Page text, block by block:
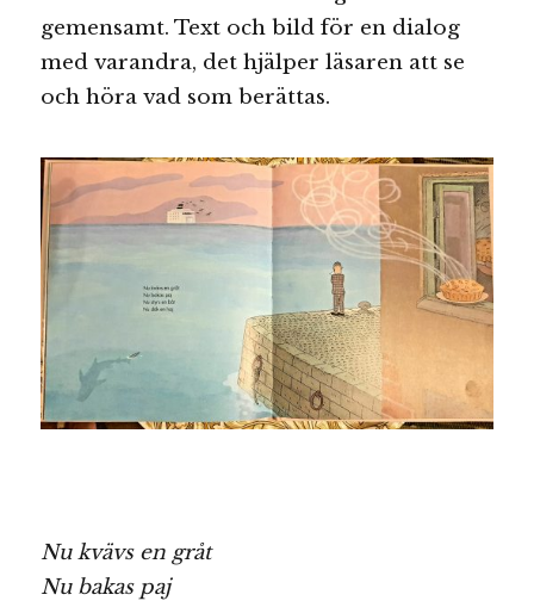
gemensamt. Text och bild för en dialog
med varandra, det hjälper läsaren att se
och höra vad som berättas.
Nu kvävs en gråt
Nu bakas paj